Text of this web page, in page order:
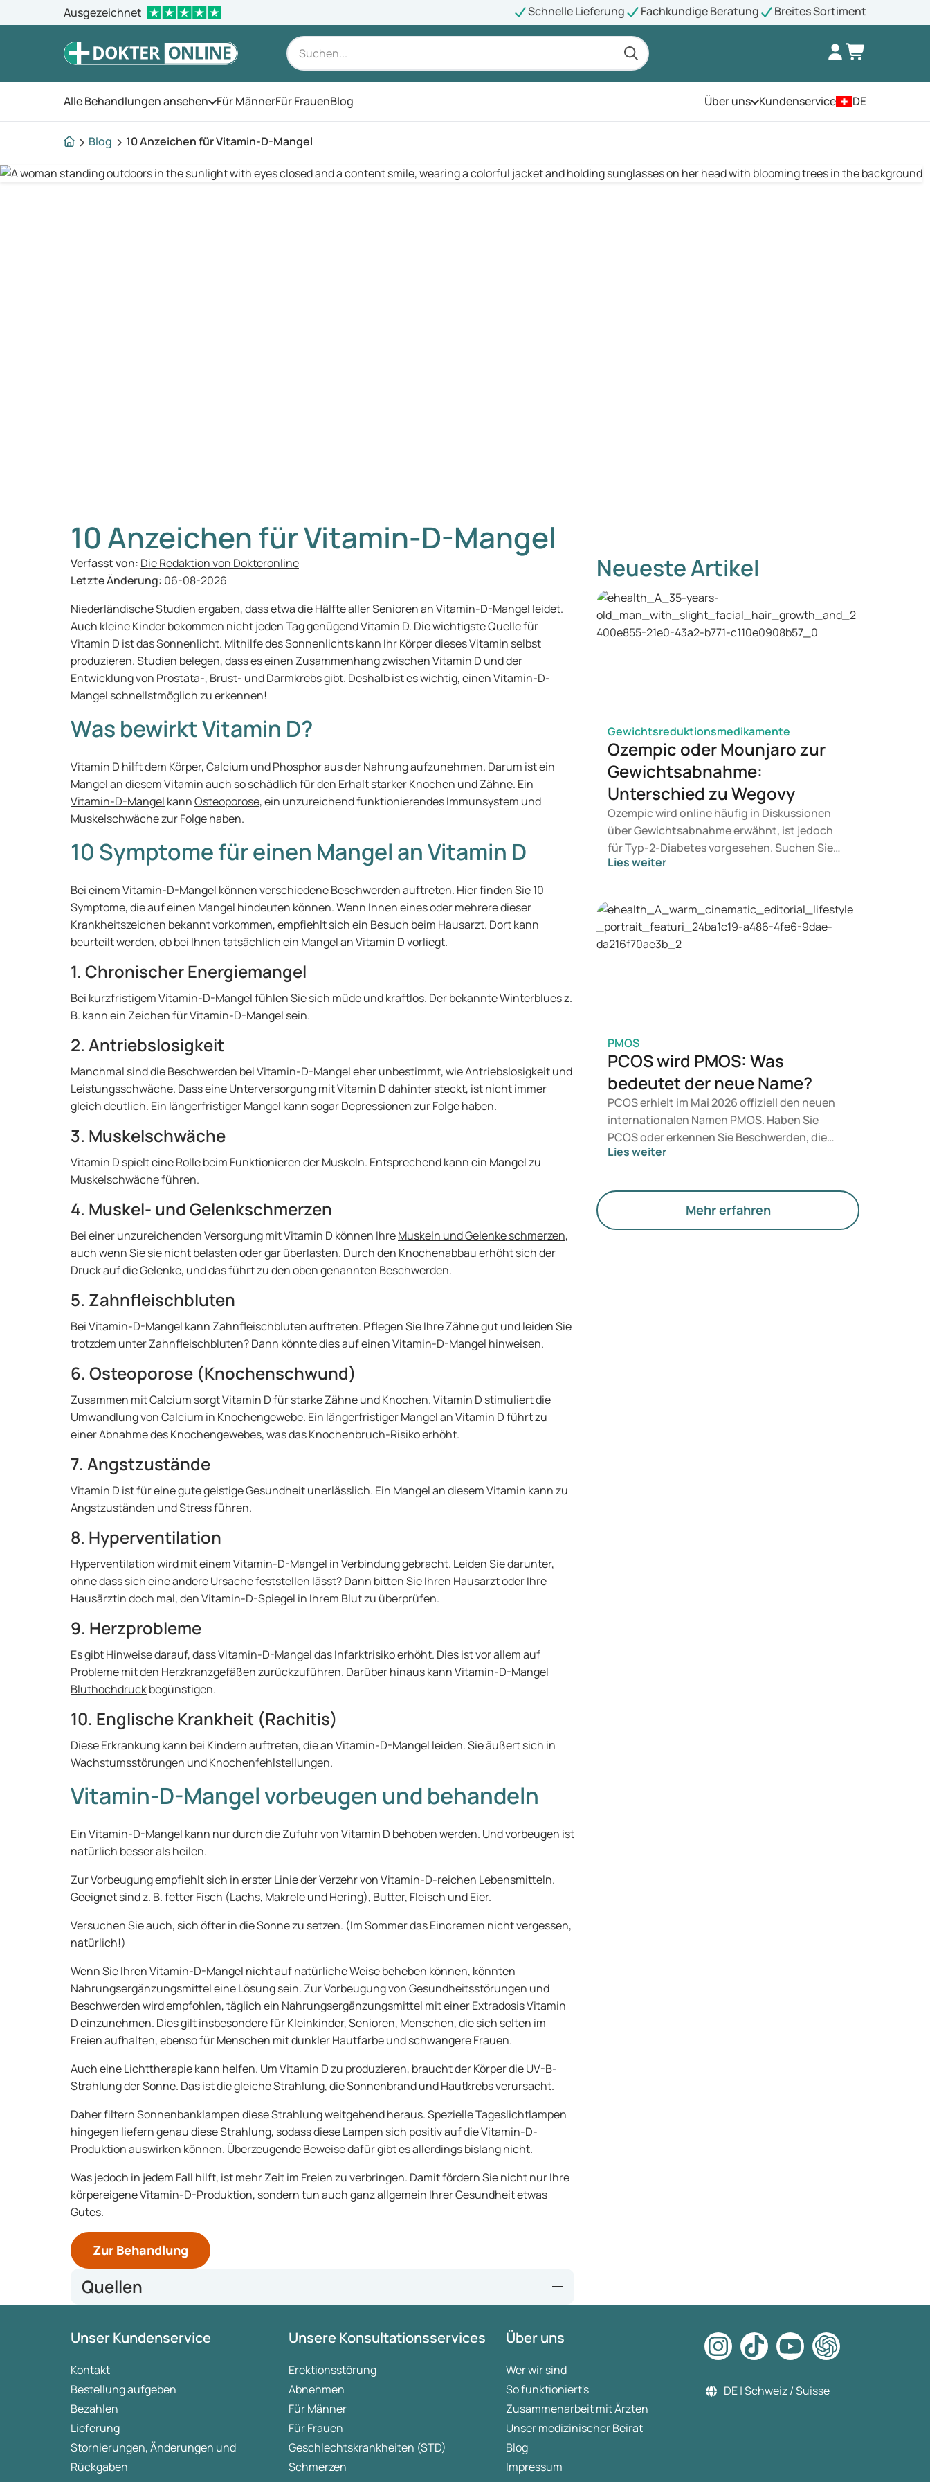
Ausgezeichnet Schnelle Lieferung Fachkundige Beratung Breites Sortiment
Alle Behandlungen ansehen Öffnen Sie das Menü
Für MännerFür FrauenBlog Über unsÖffnen Sie das Menü
Kundenservice DE
Blog 10 Anzeichen für Vitamin-D-Mangel
10 Anzeichen für Vitamin-D-Mangel
Verfasst von: Die Redaktion von Dokteronline
Letzte Änderung: 06-08-2026
Niederländische Studien ergaben, dass etwa die Hälfte aller Senioren an Vitamin-D-Mangel leidet.
Auch kleine Kinder bekommen nicht jeden Tag genügend Vitamin D. Die wichtigste Quelle für
Vitamin D ist das Sonnenlicht. Mithilfe des Sonnenlichts kann Ihr Körper dieses Vitamin selbst
produzieren. Studien belegen, dass es einen Zusammenhang zwischen Vitamin D und der
Entwicklung von Prostata-, Brust- und Darmkrebs gibt. Deshalb ist es wichtig, einen Vitamin-D-
Mangel schnellstmöglich zu erkennen!
Was bewirkt Vitamin D?
Vitamin D hilft dem Körper, Calcium und Phosphor aus der Nahrung aufzunehmen. Darum ist ein
Mangel an diesem Vitamin auch so schädlich für den Erhalt starker Knochen und Zähne. Ein
Vitamin-D-Mangel kannOsteoporose, ein unzureichend funktionierendes Immunsystem und
Muskelschwäche zur Folge haben.
10 Symptome für einen Mangel an Vitamin D
Bei einem Vitamin-D-Mangel können verschiedene Beschwerden auftreten. Hier finden Sie 10
Symptome, die auf einen Mangel hindeuten können. Wenn Ihnen eines oder mehrere dieser
Krankheitszeichen bekannt vorkommen, empfiehlt sich ein Besuch beim Hausarzt. Dort kann
beurteilt werden, ob bei Ihnen tatsächlich ein Mangel an Vitamin D vorliegt.
1. Chronischer Energiemangel
Bei kurzfristigem Vitamin-D-Mangel fühlen Sie sich müde und kraftlos. Der bekannte Winterblues z.
B. kann ein Zeichen für Vitamin-D-Mangel sein.
2. Antriebslosigkeit
Manchmal sind die Beschwerden bei Vitamin-D-Mangel eher unbestimmt, wie Antriebslosigkeit und
Leistungsschwäche. Dass eine Unterversorgung mit Vitamin D dahinter steckt, ist nicht immer
gleich deutlich. Ein längerfristiger Mangel kann sogar Depressionen zur Folge haben.
3. Muskelschwäche
Vitamin D spielt eine Rolle beim Funktionieren der Muskeln. Entsprechend kann ein Mangel zu
Muskelschwäche führen.
4. Muskel- und Gelenkschmerzen
Bei einer unzureichenden Versorgung mit Vitamin D können IhreMuskeln und Gelenke schmerzen,
auch wenn Sie sie nicht belasten oder gar überlasten. Durch den Knochenabbau erhöht sich der
Druck auf die Gelenke, und das führt zu den oben genannten Beschwerden.
5. Zahnfleischbluten
Bei Vitamin-D-Mangel kann Zahnfleischbluten auftreten. Pflegen Sie Ihre Zähne gut und leiden Sie
trotzdem unter Zahnfleischbluten? Dann könnte dies auf einen Vitamin-D-Mangel hinweisen.
6. Osteoporose (Knochenschwund)
Zusammen mit Calcium sorgt Vitamin D für starke Zähne und Knochen. Vitamin D stimuliert die
Umwandlung von Calcium in Knochengewebe. Ein längerfristiger Mangel an Vitamin D führt zu
einer Abnahme des Knochengewebes, was das Knochenbruch-Risiko erhöht.
7. Angstzustände
Vitamin D ist für eine gute geistige Gesundheit unerlässlich. Ein Mangel an diesem Vitamin kann zu
Angstzuständen und Stress führen.
8. Hyperventilation
Hyperventilation wird mit einem Vitamin-D-Mangel in Verbindung gebracht. Leiden Sie darunter,
ohne dass sich eine andere Ursache feststellen lässt? Dann bitten Sie Ihren Hausarzt oder Ihre
Hausärztin doch mal, den Vitamin-D-Spiegel in Ihrem Blut zu überprüfen.
9. Herzprobleme
Es gibt Hinweise darauf, dass Vitamin-D-Mangel das Infarktrisiko erhöht. Dies ist vor allem auf
Probleme mit den Herzkranzgefäßen zurückzuführen. Darüber hinaus kann Vitamin-D-Mangel
Bluthochdruckbegünstigen.
10. Englische Krankheit (Rachitis)
Diese Erkrankung kann bei Kindern auftreten, die an Vitamin-D-Mangel leiden. Sie äußert sich in
Wachstumsstörungen und Knochenfehlstellungen.
Vitamin-D-Mangel vorbeugen und behandeln
Ein Vitamin-D-Mangel kann nur durch die Zufuhr von Vitamin D behoben werden. Und vorbeugen ist
natürlich besser als heilen.
Zur Vorbeugung empfiehlt sich in erster Linie der Verzehr von Vitamin-D-reichen Lebensmitteln.
Geeignet sind z. B. fetter Fisch (Lachs, Makrele und Hering), Butter, Fleisch und Eier.
Versuchen Sie auch, sich öfter in die Sonne zu setzen. (Im Sommer das Eincremen nicht vergessen,
natürlich!)
Wenn Sie Ihren Vitamin-D-Mangel nicht auf natürliche Weise beheben können, könnten
Nahrungsergänzungsmittel eine Lösung sein. Zur Vorbeugung von Gesundheitsstörungen und
Beschwerden wird empfohlen, täglich ein Nahrungsergänzungsmittel mit einer Extradosis Vitamin
D einzunehmen. Dies gilt insbesondere für Kleinkinder, Senioren, Menschen, die sich selten im
Freien aufhalten, ebenso für Menschen mit dunkler Hautfarbe und schwangere Frauen.
Auch eine Lichttherapie kann helfen. Um Vitamin D zu produzieren, braucht der Körper die UV-B-
Strahlung der Sonne. Das ist die gleiche Strahlung, die Sonnenbrand und Hautkrebs verursacht.
Daher filtern Sonnenbanklampen diese Strahlung weitgehend heraus. Spezielle Tageslichtlampen
hingegen liefern genau diese Strahlung, sodass diese Lampen sich positiv auf die Vitamin-D-
Produktion auswirken können. Überzeugende Beweise dafür gibt es allerdings bislang nicht.
Was jedoch in jedem Fall hilft, ist mehr Zeit im Freien zu verbringen. Damit fördern Sie nicht nur Ihre
körpereigene Vitamin-D-Produktion, sondern tun auch ganz allgemein Ihrer Gesundheit etwas
Gutes.
Zur Behandlung
Quellen
www.focus.de
Neueste Artikel
Gewichtsreduktionsmedikamente
Ozempic oder Mounjaro zur
Gewichtsabnahme:
Unterschied zu Wegovy
Ozempic wird online häufig in Diskussionen
über Gewichtsabnahme erwähnt, ist jedoch
für Typ-2-Diabetes vorgesehen. Suchen Sie
eine Behandlung zur Gewichtskontrolle,
entscheidet ein Arzt auf Basis Ihrer
Gesundheit, Ihres BMI und Ihres
Medikamentengebrauchs.
Lies weiter
PMOS
PCOS wird PMOS: Was
bedeutet der neue Name?
PCOS erhielt im Mai 2026 offiziell den neuen
internationalen Namen PMOS. Haben Sie
PCOS oder erkennen Sie Beschwerden, die
dazu passen? Medizinisch ändert sich vorerst
Gewicht auf Hormone, den Stoffwechsel und
die Funktion der Eierstöcke.
Lies weiter
Mehr erfahren
Unser Kundenservice
Kontakt
Bestellung aufgeben
Bezahlen
Lieferung
Stornierungen, Änderungen und
Rückgaben
Unsere Konsultationsservices
Erektionsstörung
Abnehmen
Für Männer
Für Frauen
Geschlechtskrankheiten (STD)
Schmerzen
Über uns
Wer wir sind
So funktioniert's
Zusammenarbeit mit Ärzten
Unser medizinischer Beirat
Blog
Impressum
DE | Schweiz / Suisse